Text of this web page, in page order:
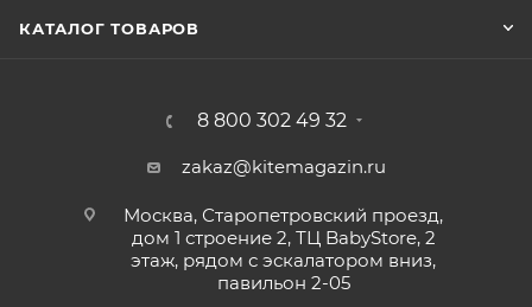
КАТАЛОГ ТОВАРОВ
8 800 302 49 32
zakaz@kitemagazin.ru
Москва, Старопетровский проезд,
дом 1 строение 2, ТЦ BabyStore, 2
этаж, рядом с эскалатором вниз,
павильон 2-05